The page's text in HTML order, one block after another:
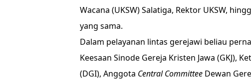
Wacana (UKSW) Salatiga, Rektor UKSW,
yang sama.
Dalam pelayanan lintas gerejawi beliau
Keesaan Sinode Gereja Kristen Jawa (GKJ),
(DGI), Anggota Central Committee Dewan